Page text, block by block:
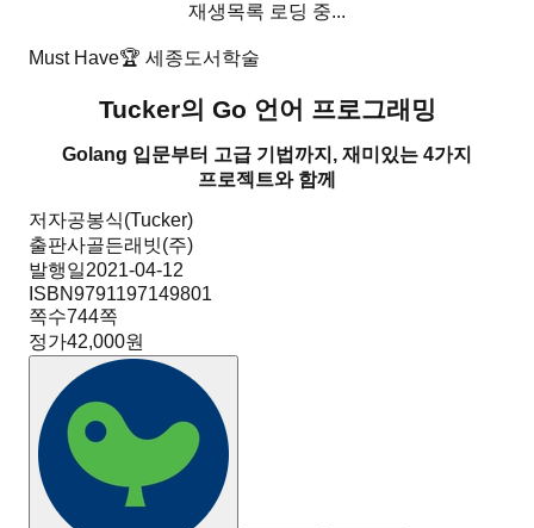
재생목록 로딩 중...
Must Have🏆 세종도서학술
Tucker의 Go 언어 프로그래밍
Golang 입문부터 고급 기법까지, 재미있는 4가지
프로젝트와 함께
저자공봉식(Tucker)
출판사골든래빗(주)
발행일2021-04-12
ISBN9791197149801
쪽수744쪽
정가42,000원